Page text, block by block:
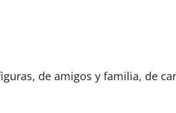
de amigos y familia, de